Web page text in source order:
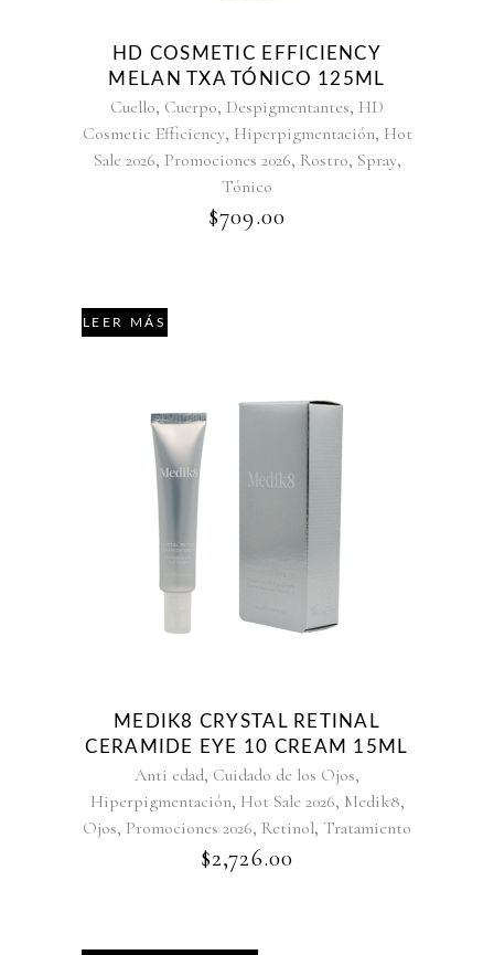
HD COSMETIC EFFICIENCY
MELAN TXA TÓNICO 125ML
Cuello, Cuerpo, Despigmentantes, HD
Cosmetic Efficiency, Hiperpigmentación, Hot
Sale 2026, Promociones 2026, Rostro, Spray,
Tónico
$709.00
LEER MÁS
MEDIK8 CRYSTAL RETINAL
CERAMIDE EYE 10 CREAM 15ML
Anti edad, Cuidado de los Ojos,
Hiperpigmentación, Hot Sale 2026, Medik8,
Ojos, Promociones 2026, Retinol, Tratamiento
$2,726.00